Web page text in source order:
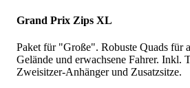
Grand Prix Zips XL
Paket für "Große". Robuste Quads für
Gelände und erwachsene Fahrer. Inkl.
Zweisitzer-Anhänger und Zusatzsitze.